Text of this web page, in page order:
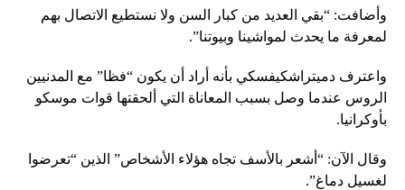
وأضافت: “بقي العديد من كبار السن ولا نستطيع الاتصال بهم
لمعرفة ما يحدث لمواشينا وبيوتنا”.
واعترف دميتراشكيفسكي بأنه أراد أن يكون “فظا” مع المدنيين
الروس عندما وصل بسبب المعاناة التي ألحقتها قوات موسكو
بأوكرانيا.
وقال الآن: “أشعر بالأسف تجاه هؤلاء الأشخاص” الذين “تعرضوا
لغسيل دماغ”.